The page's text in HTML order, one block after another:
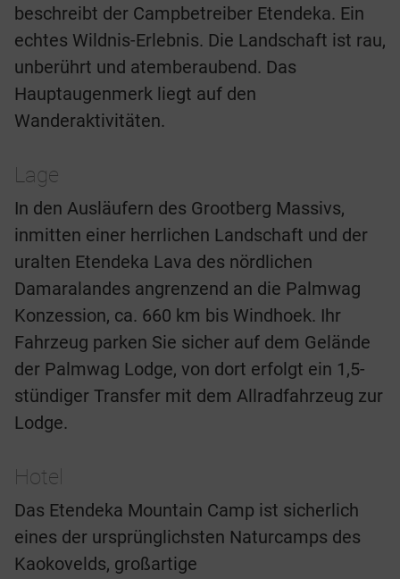
beschreibt der Campbetreiber Etendeka. Ein
echtes Wildnis-Erlebnis. Die Landschaft ist rau,
unberührt und atemberaubend. Das
Hauptaugenmerk liegt auf den
Wanderaktivitäten.
Lage
In den Ausläufern des Grootberg Massivs,
inmitten einer herrlichen Landschaft und der
uralten Etendeka Lava des nördlichen
Damaralandes angrenzend an die Palmwag
Konzession, ca. 660 km bis Windhoek. Ihr
Fahrzeug parken Sie sicher auf dem Gelände
der Palmwag Lodge, von dort erfolgt ein 1,5-
stündiger Transfer mit dem Allradfahrzeug zur
Lodge.
Hotel
Das Etendeka Mountain Camp ist sicherlich
eines der ursprünglichsten Naturcamps des
Kaokovelds, großartige